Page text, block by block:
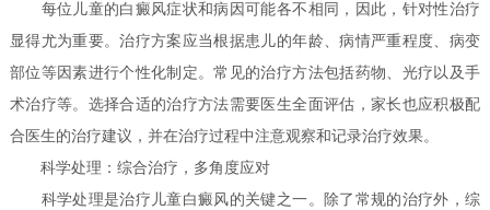
每位儿童的白癜风症状和病因可能各不相同，因此，针对性治疗
显得尤为重要。治疗方案应当根据患儿的年龄、病情严重程度、病变
部位等因素进行个性化制定。常见的治疗方法包括药物、光疗以及手
术治疗等。选择合适的治疗方法需要医生全面评估，家长也应积极配
合医生的治疗建议，并在治疗过程中注意观察和记录治疗效果。
科学处理：综合治疗，多角度应对
科学处理是治疗儿童白癜风的关键之一。除了常规的治疗外，综